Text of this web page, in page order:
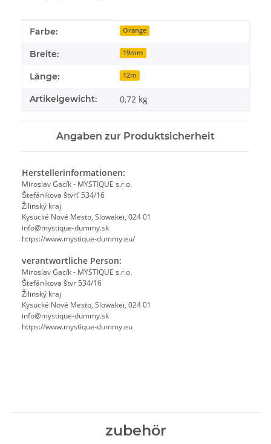
Produkteigenschaft
Wert
Farbe: Orange
Breite: 19mm
Länge: 12m
Artikelgewicht: 0,72 kg
Angaben zur Produktsicherheit
Herstellerinformationen:
Miroslav Gacík - MYSTIQUE s.r.o.
Štefánikova štvrť 534/16
Žilinský kraj
Kysucké Nové Mesto, Slowakei, 024 01
info@mystique-dummy.sk
https://www.mystique-dummy.eu/
verantwortliche Person:
Miroslav Gacík - MYSTIQUE s.r.o.
Štefánikova štvr 534/16
Žilinský kraj
Kysucké Nové Mesto, Slowakei, 024 01
info@mystique-dummy.sk
https://www.mystique-dummy.eu
zubehör